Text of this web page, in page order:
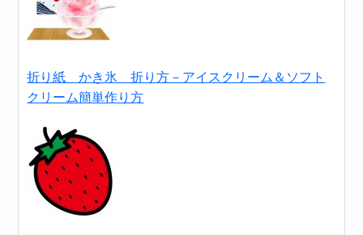
折り紙 かき氷 折り方－アイスクリーム＆ソフト
クリーム簡単作り方